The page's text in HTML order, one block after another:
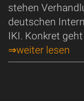
stehen
deutschen
IKI. Konkret
⇒weiter lesen